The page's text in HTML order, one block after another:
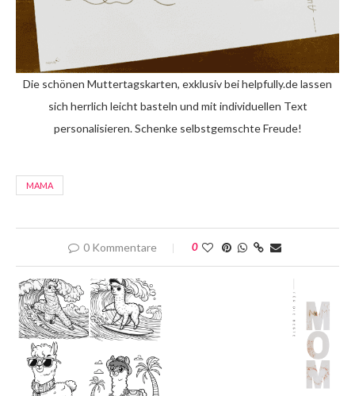
Die schönen Muttertagskarten, exklusiv bei helpfully.de lassen
sich herrlich leicht basteln und mit individuellen Text
personalisieren. Schenke selbstgemschte Freude!
MAMA
0 Kommentare 0